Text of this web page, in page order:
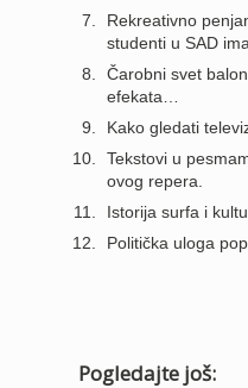
Rekreativno
studenti u SAD
Čarobni svet
efekata…
Kako gledati
Tekstovi u
ovog repera.
Istorija surfa i
Politička uloga
Pogledajte još: